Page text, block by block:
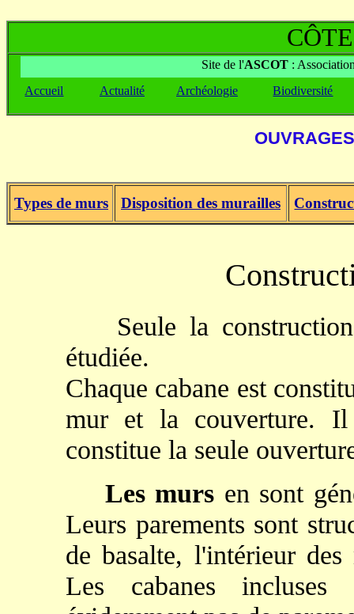
Site de l'ASCOT :
Accueil
Actualité Archéologie Biodiversité
Types de murs Disposition des murailles
Seule la
étudiée.
Chaque cabane est
mur et la couverture.
constitue la seule
Les murs en sont
Leurs parements sont
de basalte, l'intérieur
Les cabanes